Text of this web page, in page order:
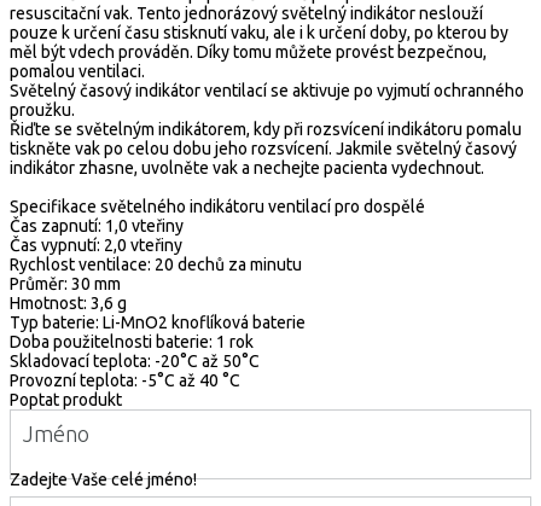
resuscitační vak. Tento jednorázový světelný indikátor neslouží
pouze k určení času stisknutí vaku, ale i k určení doby, po kterou by
měl být vdech prováděn. Díky tomu můžete provést bezpečnou,
pomalou ventilaci.
Světelný časový indikátor ventilací se aktivuje po vyjmutí ochranného
proužku.
Řiďte se světelným indikátorem, kdy při rozsvícení indikátoru pomalu
tiskněte vak po celou dobu jeho rozsvícení. Jakmile světelný časový
indikátor zhasne, uvolněte vak a nechejte pacienta vydechnout.
Specifikace světelného indikátoru ventilací pro dospělé
Čas zapnutí: 1,0 vteřiny
Čas vypnutí: 2,0 vteřiny
Rychlost ventilace: 20 dechů za minutu
Průměr: 30 mm
Hmotnost: 3,6 g
Typ baterie: Li-MnO2 knoflíková baterie
Doba použitelnosti baterie: 1 rok
Skladovací teplota: -20°C až 50°C
Provozní teplota: -5°C až 40 °C
Poptat produkt
Jméno
Zadejte Vaše celé jméno!